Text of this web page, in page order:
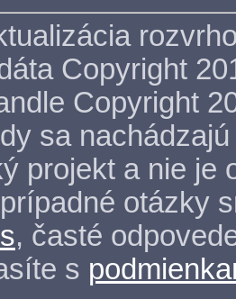
Copyright
Copyright
sa
projekt a nie je
otázky
, časté
s